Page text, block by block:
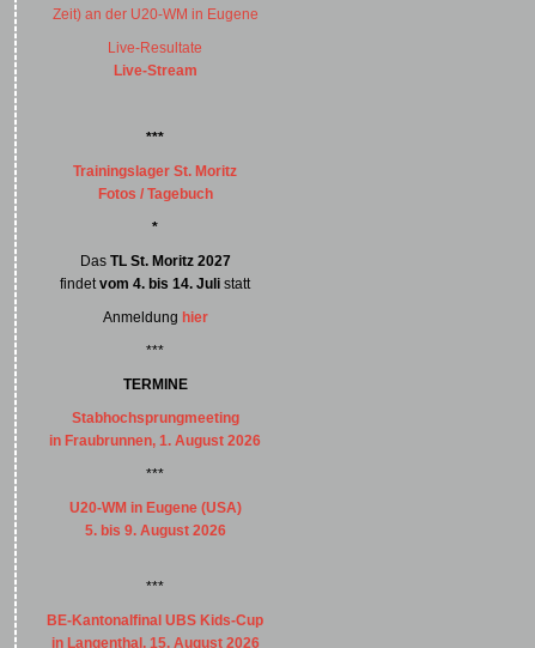
Zeit) an der U20-WM in Eugene
Live-Resultate
Live-Stream
***
Trainingslager St. Moritz
Fotos / Tagebuch
*
Das TL St. Moritz 2027
findetvom 4. bis 14. Juli statt
Anmeldung hier
***
TERMINE
Stabhochsprungmeeting
in Fraubrunnen, 1. August 2026
***
U20-WM in Eugene (USA)
5. bis 9. August 2026
***
BE-Kantonalfinal UBS Kids-Cup
in Langenthal, 15. August 2026